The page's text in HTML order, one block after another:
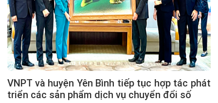
VNPT và huyện Yên Bình tiếp tục hợp tác phát
triển các sản phẩm dịch vụ chuyển đổi số